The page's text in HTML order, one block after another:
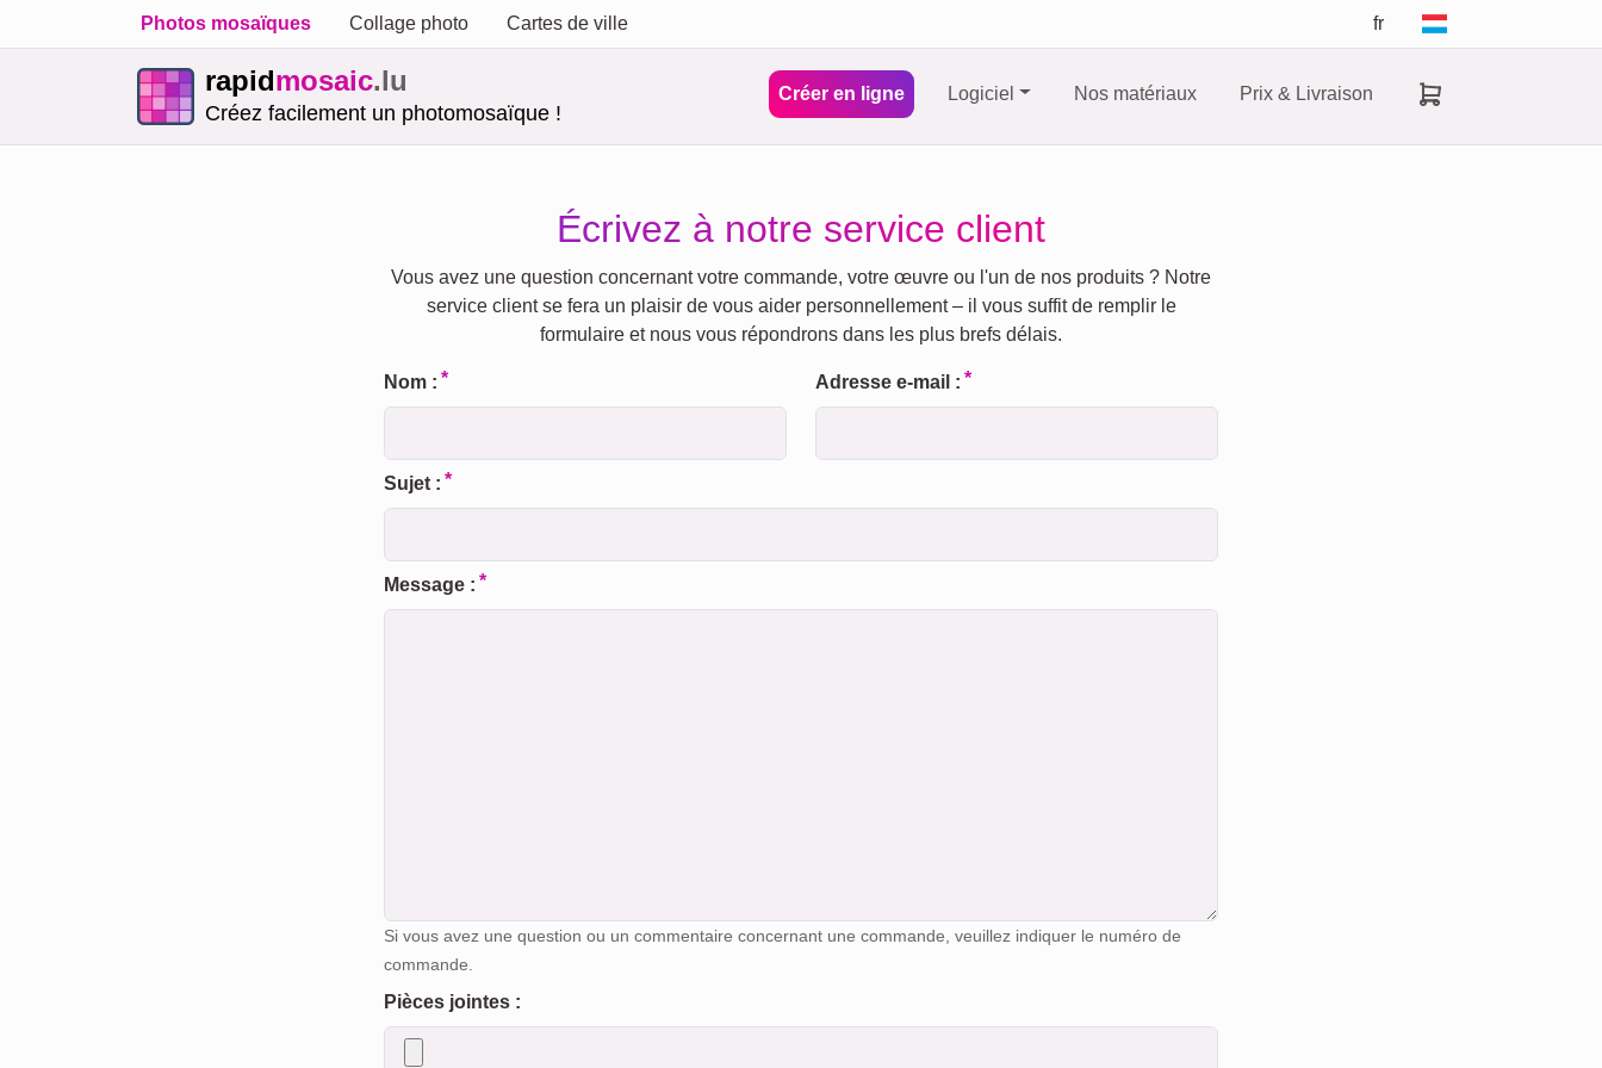
Photos mosaïques Collage photo Cartes de ville fr
rapidmosaic.lu
Créez facilement un photomosaïque !
Créer en ligne Logiciel Nos matériaux Prix & Livraison
Écrivez à notre service client
Vous avez une question concernant votre commande, votre œuvre ou l'un de nos produits ? Notre
service client se fera un plaisir de vous aider personnellement – il vous suffit de remplir le
formulaire et nous vous répondrons dans les plus brefs délais.
Nom : Adresse e-mail :
Sujet :
Message :
Si vous avez une question ou un commentaire concernant une commande, veuillez indiquer le numéro de
commande.
Pièces jointes :